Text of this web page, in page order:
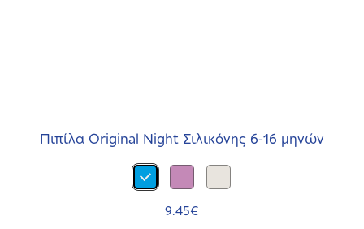
Πιπίλα Original Night Σιλικόνης 6-16 μηνών
9.45€